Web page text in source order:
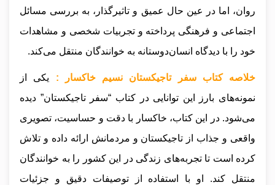
روان، اما در عین حال عمیق و تاثیرگذار، به بررسی مسائل
اجتماعی و فرهنگی پرداخته و تجربیات شخصی و مشاهدات
خود را با دیدگاه انسان‌دوستانه به خوانندگان منتقل می‌کند.
خلاصه کتاب سفر تاجیکستان نسیم خاکسار : یکی از
نمونه‌های بارز این توانایی در کتاب “سفر تاجیکستان” دیده
می‌شود. در این کتاب، خاکسار با دقت و حساسیت، تصویری
واقعی و جذاب از تاجیکستان و مردمانش ارائه داده و تلاش
کرده است تا تجربه‌های زندگی در این کشور را به خوانندگان
منتقل کند. او با استفاده از توصیفات دقیق و جزئیات